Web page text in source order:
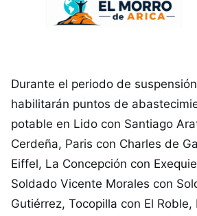
Durante el periodo de
habilitarán puntos de
potable en Lido con Santiago
Cerdeña, Paris con Charles de
Eiffel, La Concepción con
Soldado Vicente Morales con
Gutiérrez, Tocopilla con El Roble,